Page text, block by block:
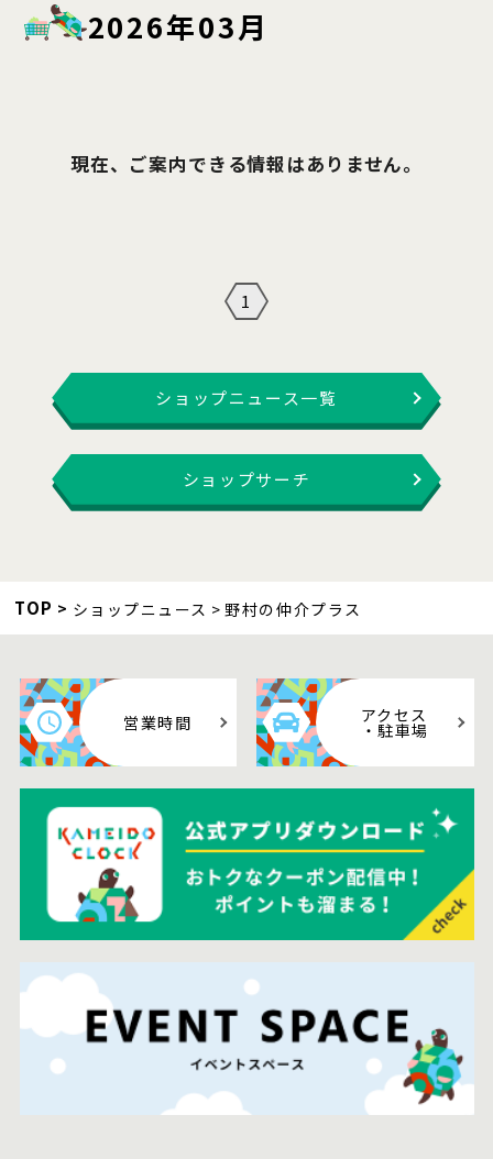
2026年03月
現在、ご案内できる情報はありません。
1
ショップニュース一覧
ショップサーチ
TOP ショップニュース 野村の仲介プラス
営業時間 アクセス
・駐車場